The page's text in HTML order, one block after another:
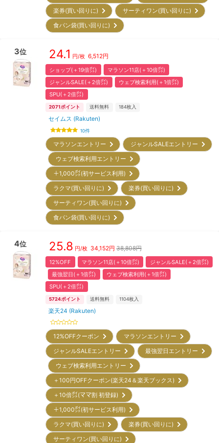
楽券(買い回りに)
サーティワン(買い回りに)
食パン袋(買い回りに)
3位 24.1 円/枚 6,512円
ショップ(＋19倍㌽)
マラソン11店(＋10倍㌽)
ジャンルSALE(＋2倍㌽)
ウェブ検索利用(＋1倍㌽)
SPU(＋2倍㌽)
2071ポイント 送料無料 184枚入
セイムス (Rakuten)
10件
マラソンエントリー
ジャンルSALEエントリー
ウェブ検索利用エントリー
＋1,000㌽(初サービス利用)
ラクマ(買い回りに)
楽券(買い回りに)
サーティワン(買い回りに)
食パン袋(買い回りに)
4位 25.8 円/枚 34,152円 38,808円
12%OFF マラソン11店(＋10倍㌽)
ジャンルSALE(＋2倍㌽)
最強翌日(＋1倍㌽)
ウェブ検索利用(＋1倍㌽)
SPU(＋2倍㌽)
5724ポイント 送料無料 1104枚入
楽天24 (Rakuten)
12%OFFクーポン
マラソンエントリー
ジャンルSALEエントリー
最強翌日エントリー
ウェブ検索利用エントリー
＋100円OFFクーポン(楽天24＆楽天ブックス)
＋10倍㌽(ママ割 初登録)
＋1,000㌽(初サービス利用)
ラクマ(買い回りに)
楽券(買い回りに)
サーティワン(買い回りに)